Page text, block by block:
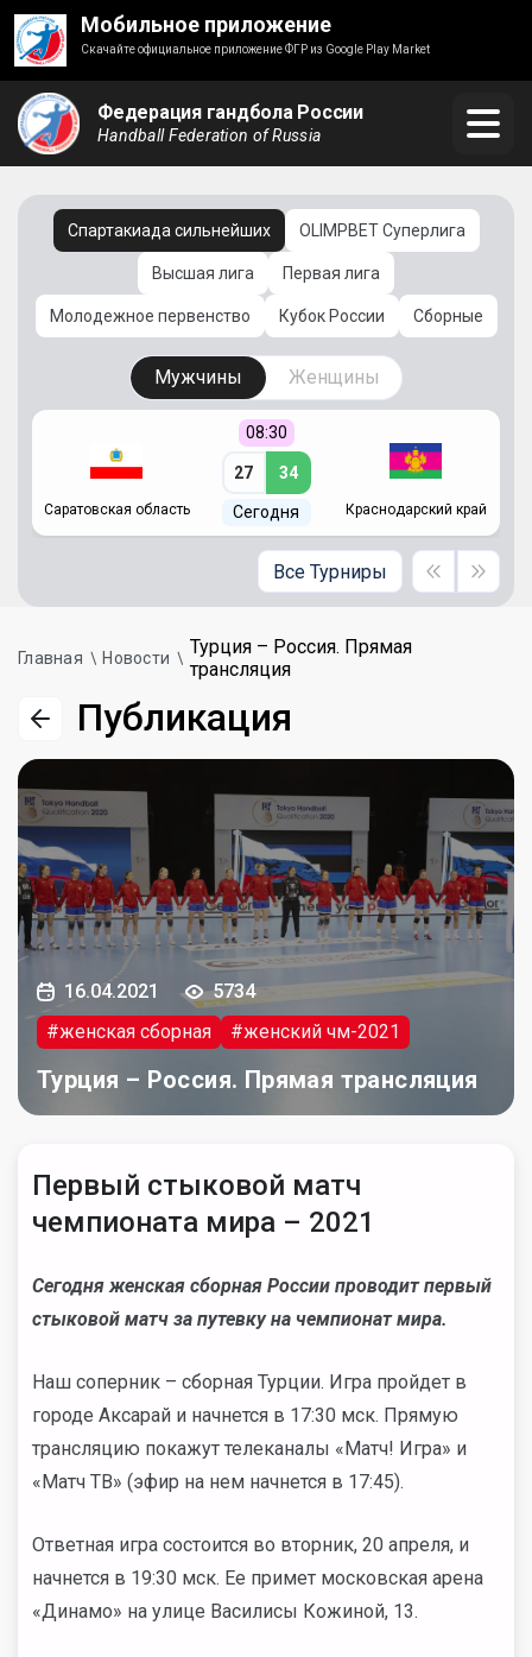
Мобильное приложение
Скачайте официальное приложение ФГР из Google Play Market
Федерация гандбола России
Handball Federation of Russia
Спартакиада сильнейших OLIMPBET Суперлига
Высшая лига Первая лига
Молодежное первенство Кубок России Сборные
Мужчины Женщины
Саратовская область
08:30
27 34
Сегодня Краснодарский край
Все Турниры
Главная Новости
Турция – Россия. Прямая
трансляция
Публикация
16.04.2021
5734
#женская сборная
#женский чм-2021
Турция – Россия. Прямая трансляция
Первый стыковой матч
чемпионата мира – 2021
Сегодня женская сборная России проводит первый
стыковой матч за путевку на чемпионат мира.
Наш соперник – сборная Турции. Игра пройдет в
городе Аксарай и начнется в 17:30 мск. Прямую
трансляцию покажут телеканалы «Матч! Игра» и
«Матч ТВ» (эфир на нем начнется в 17:45).
Ответная игра состоится во вторник, 20 апреля, и
начнется в 19:30 мск. Ее примет московская арена
«Динамо» на улице Василисы Кожиной, 13.